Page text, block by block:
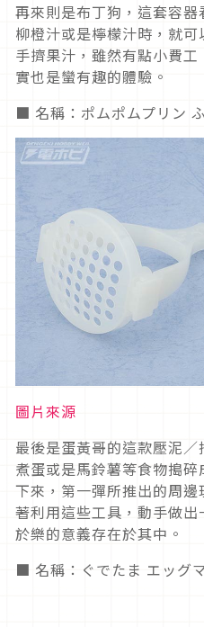
再來則是布丁狗，這套容
柳橙汁或是檸檬汁時，就
手擠果汁，雖然有點小費
實也是蠻有趣的體驗。
■ 名稱：ポムポムプリン
圖片來源
最後是蛋黃哥的這款壓泥
煮蛋或是馬鈴薯等食物搗
下來，第一彈所推出的周
著利用這些工具，動手做
於樂的意義存在於其中。
■ 名稱：ぐでたま エッグ